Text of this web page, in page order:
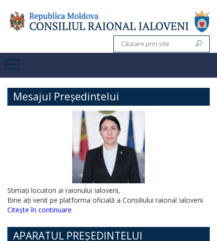
Mesajul Președintelui
Stimați locuitori ai raionului Ialoveni,
Bine ați venit pe platforma oficială a Consiliului raional Ialoveni.
Citește în continuare
APARATUL PREȘEDINTELUI